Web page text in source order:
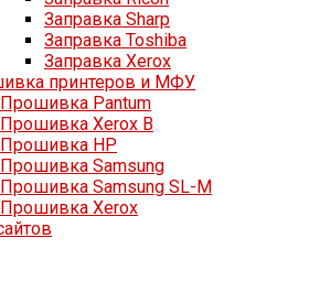
Заправка Sharp
Заправка Toshiba
Заправка Xerox
принтеров и МФУ
Прошивка Pantum
Прошивка Xerox B
Прошивка HP
Прошивка Samsung
Прошивка Samsung SL-M
Прошивка Xerox